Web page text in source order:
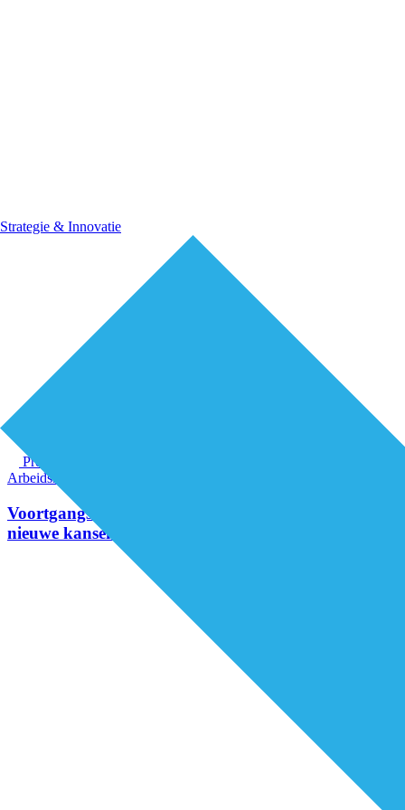
Strategie & Innovatie
Premium
Arbeidsmarkt & vakmanschap
Voortgangsrapportage MGZ toont resultaten en
nieuwe kansen